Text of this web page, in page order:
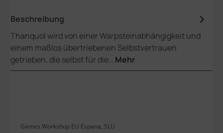
Beschreibung
Thanquol wird von einer Warpsteinabhängigkeit und
einem maßlos übertriebenen Selbstvertrauen
getrieben, die selbst für die… Mehr
Games Workshop EU Espana, SLU